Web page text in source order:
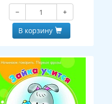
−
+
В корзину